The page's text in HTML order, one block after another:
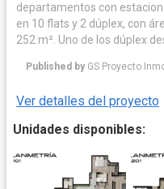
departamentos con
en 10 flats y 2 dúplex, con
252 m². Uno de los dúplex
segundo ofrece una amplia
Published by GS Proyecto
Ver detalles del proyecto
Unidades disponibles: